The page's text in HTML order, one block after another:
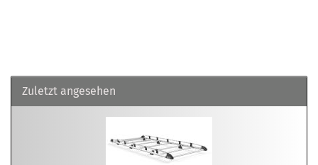
Zuletzt angesehen